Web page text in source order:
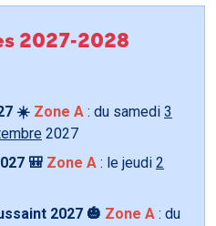
2027-2028
☀️ Zone A : du samedi 3
2027
🎒 Zone A : le jeudi 2
2027 🎃 Zone A : du